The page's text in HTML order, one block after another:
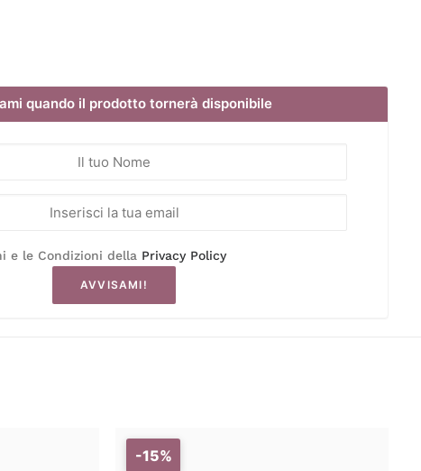
quando il prodotto tornerà disponibile
e le Condizioni della Privacy Policy
AVVISAMI!
-15%